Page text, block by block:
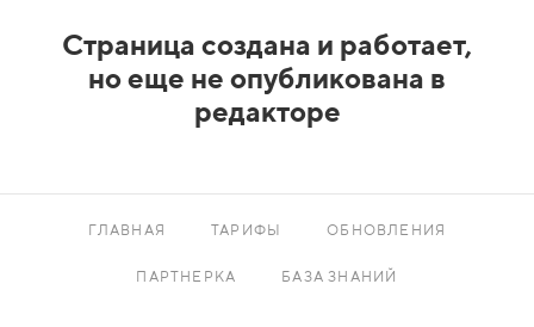
Страница создана и работает,
но еще не опубликована в
редакторе
ГЛАВНАЯ ТАРИФЫ ОБНОВЛЕНИЯ
ПАРТНЕРКА БАЗА ЗНАНИЙ